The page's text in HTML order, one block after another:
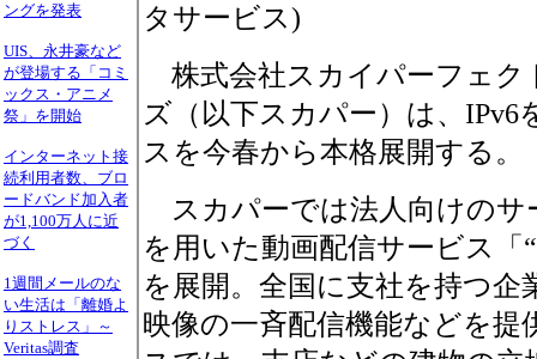
ングを発表
UIS、永井豪など
が登場する「コミ
ックス・アニメ
祭」を開始
インターネット接
続利用者数、ブロ
ードバンド加入者
が1,100万人に近
づく
1週間メールのな
い生活は「離婚よ
りストレス」～
Veritas調査
タサービス)
株式会社スカイパーフェク
ズ（以下スカパー）は、IPv6
スを今春から本格展開する。
スカパーでは法人向けのサ
を用いた動画配信サービス「
を展開。全国に支社を持つ
映像の一斉配信機能などを